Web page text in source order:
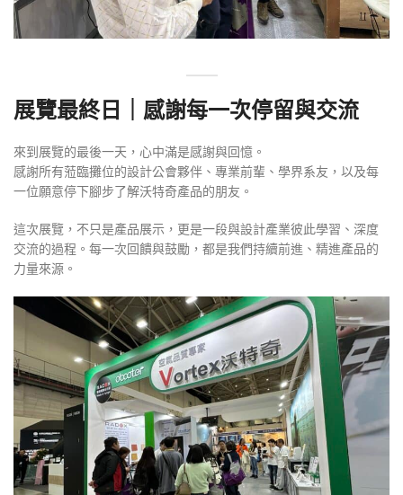
展覽最終日｜感謝每一次停留與交流
來到展覽的最後一天，心中滿是感謝與回憶。
感謝所有蒞臨攤位的設計公會夥伴、專業前輩、學界系友，以及每
一位願意停下腳步了解沃特奇產品的朋友。
這次展覽，不只是產品展示，更是一段與設計產業彼此學習、深度
交流的過程。每一次回饋與鼓勵，都是我們持續前進、精進產品的
力量來源。